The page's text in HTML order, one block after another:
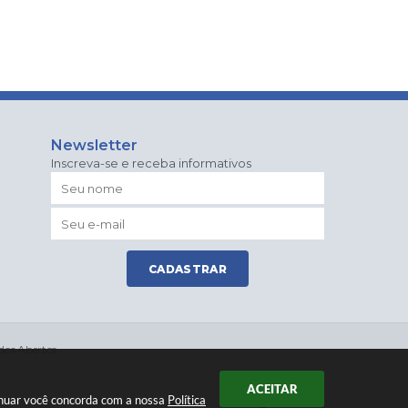
você concorda com a nossa Política
ACEITAR
Newsletter
Inscreva-se e receba informativos
CADASTRAR
Abertos